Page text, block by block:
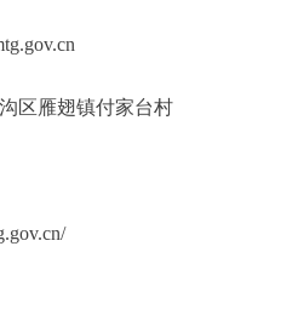
区雁翅镇付家台村